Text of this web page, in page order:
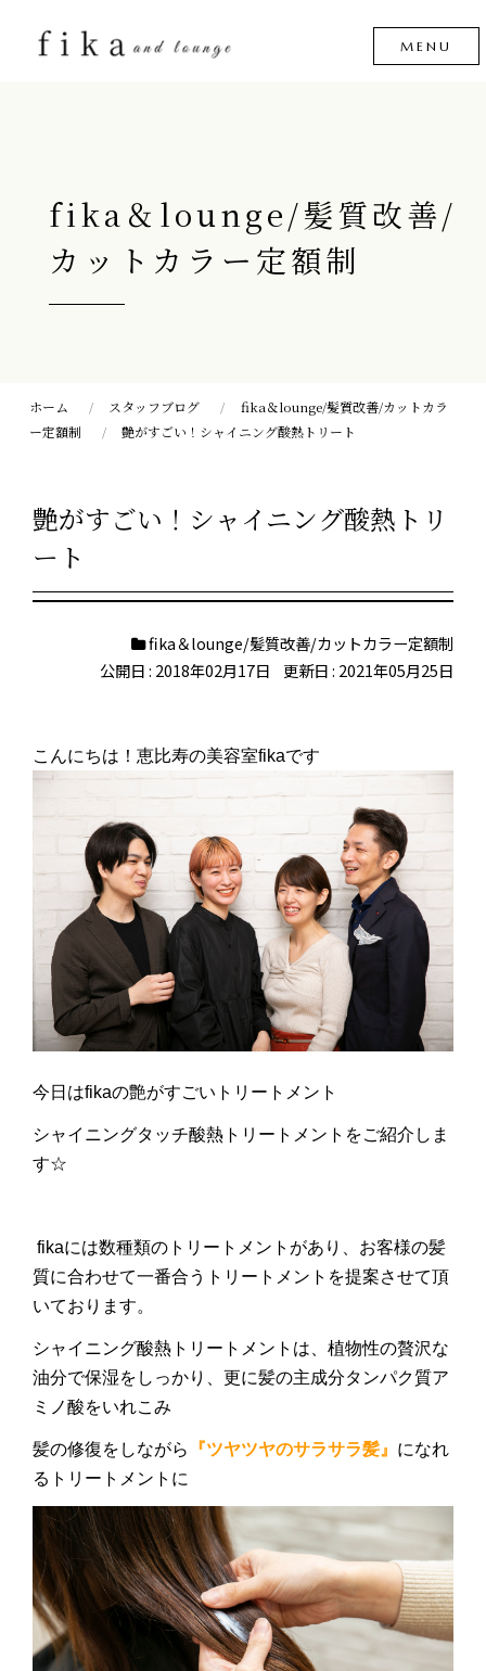
fika＆lounge/髪質改善/
カットカラー定額制
ホーム スタッフブログ
fika＆lounge/髪質改善/カットカラ
ー定額制
艶がすごい！シャイニング酸熱トリート
艶がすごい！シャイニング酸熱トリ
ート
fika＆lounge/髪質改善/カットカラー定額制
公開日 : 2018年02月17日
更新日 : 2021年05月25日
こんにちは！恵比寿の美容室fikaです
今日はfikaの艶がすごいトリートメント
シャイニングタッチ酸熱トリートメントをご紹介しま
す☆
fikaには数種類のトリートメントがあり、お客様の髪
質に合わせて一番合うトリートメントを提案させて頂
いております。
シャイニング酸熱トリートメントは、植物性の贅沢な
油分で保湿をしっかり、更に髪の主成分タンパク質ア
ミノ酸をいれこみ
髪の修復をしながら 『ツヤツヤのサラサラ髪』 になれ
るトリートメントに